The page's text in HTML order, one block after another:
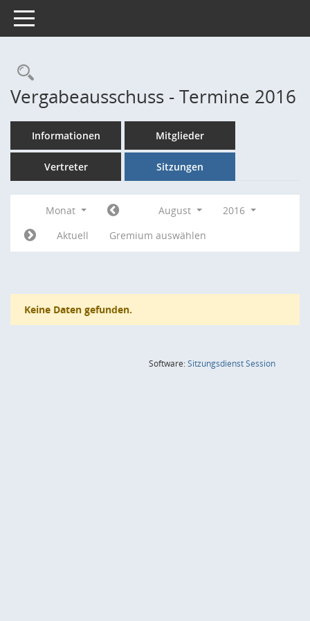
Toggle navigation
Rechercheauswahl
Vergabeausschuss - Termine 2016
Informationen Mitglieder
Vertreter Sitzungen
Monat August
2016
Aktuell
Gremium auswählen
Keine Daten gefunden.
Software:SitzungsdienstSession(Wird in